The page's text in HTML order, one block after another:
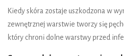
Kiedy skóra zostaje uszkodzona w
zewnętrznej warstwie tworzy się
który chroni dolne warstwy przed